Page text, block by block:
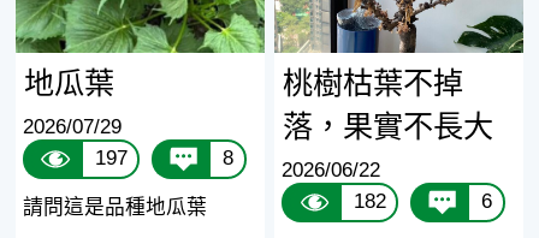
地瓜葉
2026/07/29
197
8
請問這是品種地瓜葉
桃樹枯葉不掉
落，果實不長大
2026/06/22
182
6